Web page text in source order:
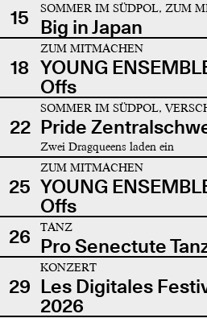
15 SOMMER IM SÜDPOL, ZUM
Big in Japan
18
ZUM MITMACHEN
YOUNG
Offs
22
SOMMER IM SÜDPOL,
Pride
Zwei Dragqueens laden ein
25
ZUM MITMACHEN
YOUNG
Offs
26
TANZ
Pro Senectute
29
KONZERT
Les Digitales
2026